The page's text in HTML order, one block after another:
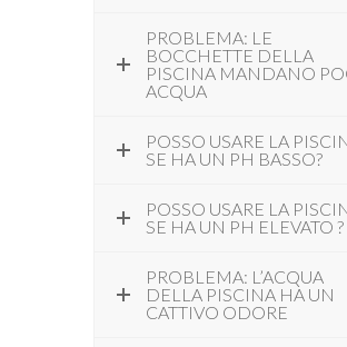
PROBLEMA: LE
BOCCHETTE DELLA
PISCINA MANDANO
ACQUA
POSSO USARE LA
SE HA UN PH BASSO?
POSSO USARE LA
SE HA UN PH ELEVATO ?
PROBLEMA: L’ACQUA
DELLA PISCINA HA UN
CATTIVO ODORE